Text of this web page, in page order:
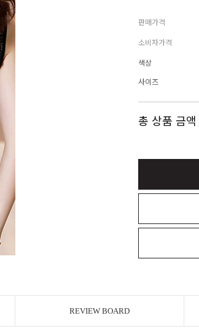
판매가격
소비자가격
색상
사이즈
총 상품 금액
REVIEW BOARD